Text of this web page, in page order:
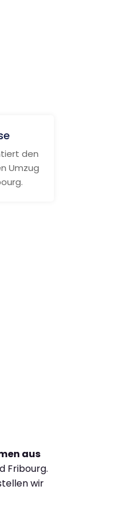
den
Umzug
aus
Fribourg.
wir